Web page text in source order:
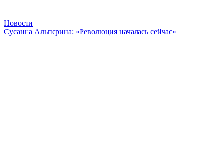
Новости
Сусанна Альперина: «Революция началась сейчас»